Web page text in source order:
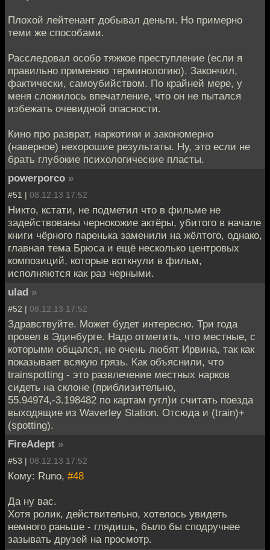
Плохой лейтенант добывал деньги. Но примерно
теми же способами.
Расследовал особо тяжкое преступление (если я
правильно применяю терминологию). Закончил,
фактически, самоубийством. По крайней мере, у
меня сложилось впечатление, что он не пытался
избежать очевидной опасности.
Кино про разврат, наркотики и закономерно
(наверное) нехорошие результаты. Ну, это если не
брать глубокие психологические пласты.
powerporco »
#51 | 08.12.13 17:52
Никто, кстати, не подметил что в фильме не
задействованы чернокожие актёры, убитого в начале
книги чёрного паренька заменили на жёлтого, однако,
главная тема Брюса и ещё несколько центровых
композиций, которые воткнули в фильм,
исполняются как раз черными.
ulad »
#52 | 08.12.13 17:52
Здравствуйте. Может будет интересно. Три года
провел в Эдинбурге. Надо отметить, что местные, с
которыми общался, не очень любят Ирвина, так как
показывает всякую грязь. Как объяснили, что
trainspotting - это развлечение местных нарков
сидеть на склоне (приблизительно,
55.94974,-3.198482 по картам гугл)и считать поезда
выходящие из Waverley Station. Отсюда и (train)+
(spotting).
FireAdept »
#53 | 08.12.13 17:52
Кому: Runo, #48
Да ну вас.
Хотя ролик, действительно, хотелось увидеть
немного раньше - глядишь, было бы сподручнее
зазывать друзей на просмотр.